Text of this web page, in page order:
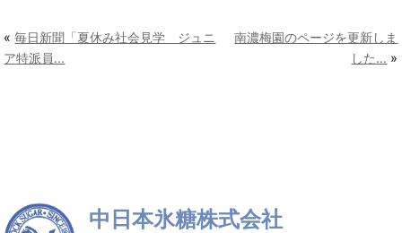
«毎日新聞「夏休み社会見学 ジュニ
ア特派員…
南濃梅園のページを更新しま
した… »
中日本氷糖株式会社